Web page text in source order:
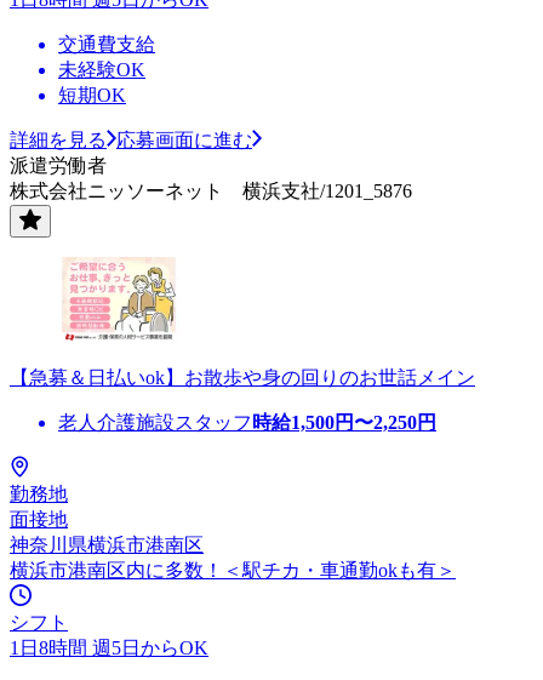
交通費支給
未経験OK
短期OK
詳細を見る
応募画面に進む
派遣労働者
株式会社ニッソーネット 横浜支社/1201_5876
【急募＆日払いok】お散歩や身の回りのお世話メイン
老人介護施設スタッフ 時給1,500円〜2,250円
勤務地
面接地
神奈川県横浜市港南区
横浜市港南区内に多数！＜駅チカ・車通勤okも有＞
シフト
1日8時間 週5日からOK